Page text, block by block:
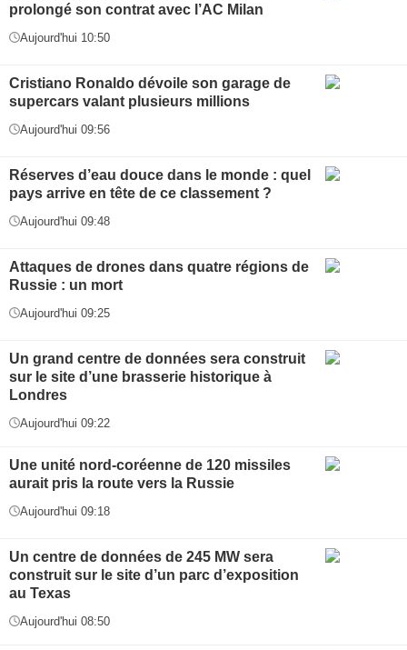
prolongé son contrat avec l’AC Milan
Aujourd'hui 10:50
Cristiano Ronaldo dévoile son garage de
supercars valant plusieurs millions
Aujourd'hui 09:56
Réserves d’eau douce dans le monde : quel
pays arrive en tête de ce classement ?
Aujourd'hui 09:48
Attaques de drones dans quatre régions de
Russie : un mort
Aujourd'hui 09:25
Un grand centre de données sera construit
sur le site d’une brasserie historique à
Londres
Aujourd'hui 09:22
Une unité nord-coréenne de 120 missiles
aurait pris la route vers la Russie
Aujourd'hui 09:18
Un centre de données de 245 MW sera
construit sur le site d’un parc d’exposition
au Texas
Aujourd'hui 08:50